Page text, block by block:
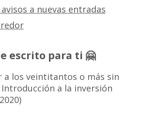
a nuevas entradas
escrito para ti 🤗
a los veintitantos o más sin
a la inversión